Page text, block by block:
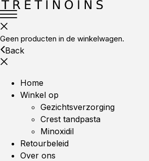
Geen producten in de winkelwagen.
Back
Home
Winkel op
Gezichtsverzorging
Crest tandpasta
Minoxidil
Retourbeleid
Over ons